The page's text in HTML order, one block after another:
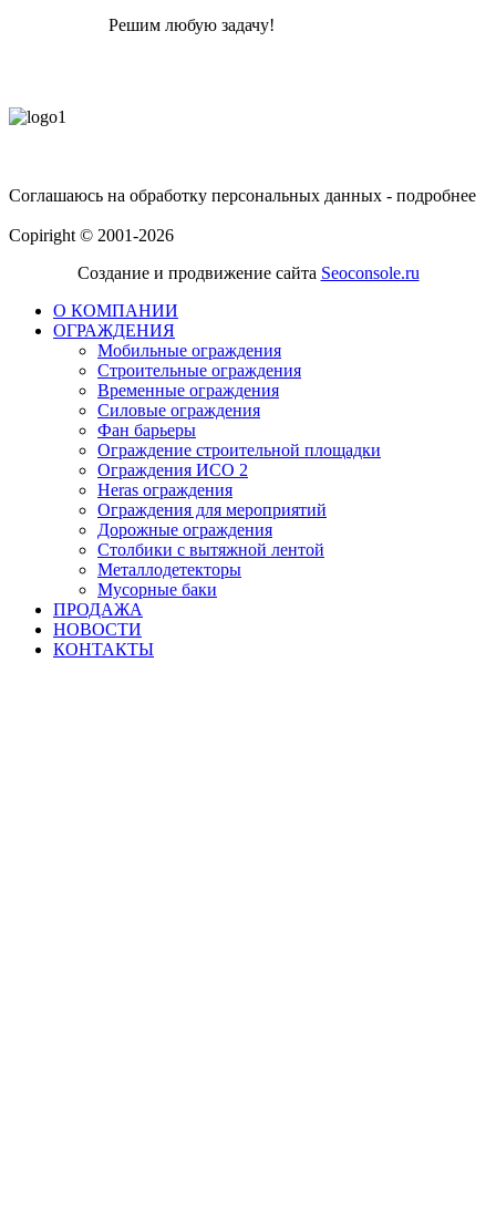
Решим любую задачу!
Соглашаюсь на обработку персональных данных - подробнее
Copiright © 2001-2026
Создание и продвижение сайта Seoconsole.ru
О КОМПАНИИ
ОГРАЖДЕНИЯ
Мобильные ограждения
Строительные ограждения
Временные ограждения
Силовые ограждения
Фан барьеры
Ограждение строительной площадки
Ограждения ИСО 2
Heras ограждения
Ограждения для мероприятий
Дорожные ограждения
Столбики с вытяжной лентой
Металлодетекторы
Мусорные баки
ПРОДАЖА
НОВОСТИ
КОНТАКТЫ